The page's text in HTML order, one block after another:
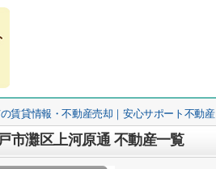
賃貸情報・不動産売却｜安心サポート不動産
市灘区上河原通 不動産一覧